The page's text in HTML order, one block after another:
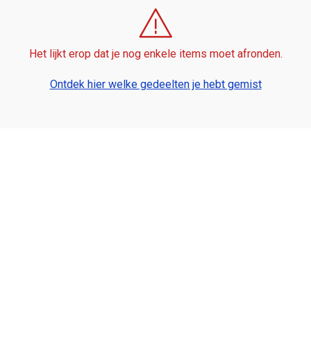
Het lijkt erop dat je nog enkele items moet afronden.
Ontdek hier welke gedeelten je hebt gemist